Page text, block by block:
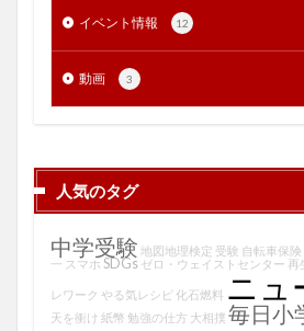
イベント情報 12
動画 3
人気のタグ
中学受験 地図地理検定 受験 自転車保険
一 スマホ SDGs ゼロ・ウェイストセンター 再
レワーク やる気レシピ 化石燃料 ニュ
天を衝け 紙幣 勉強の仕方 大相撲 毎日小